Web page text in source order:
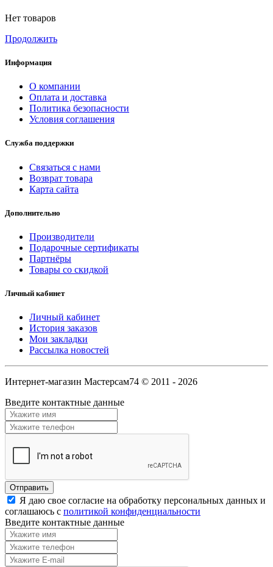
Нет товаров
Продолжить
Информация
О компании
Оплата и доставка
Политика безопасности
Условия соглашения
Служба поддержки
Связаться с нами
Возврат товара
Карта сайта
Дополнительно
Производители
Подарочные сертификаты
Партнёры
Товары со скидкой
Личный кабинет
Личный кабинет
История заказов
Мои закладки
Рассылка новостей
Интернет-магазин Мастерсам74 © 2011 - 2026
Введите контактные данные
Я даю свое согласие на обработку персональных данных и
соглашаюсь с политикой конфиденциальности
Введите контактные данные